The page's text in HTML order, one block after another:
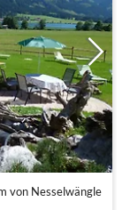
von Nesselwängle